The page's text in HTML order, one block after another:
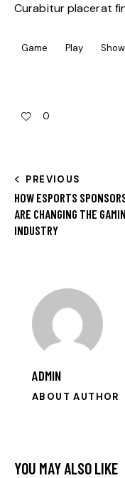
Curabitur placerat
Game Play
0
PREVIOUS
HOW ESPORTS
ARE CHANGING THE
INDUSTRY
ADMIN
ABOUT AUTHOR
YOU MAY ALSO LIKE